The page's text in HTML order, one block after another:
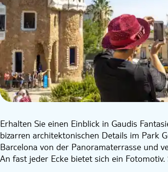
Erhalten Sie einen Einblick in Gaudis
bizarren architektonischen Details im Park
Barcelona von der Panoramaterrasse und
An fast jeder Ecke bietet sich ein Fotomotiv.